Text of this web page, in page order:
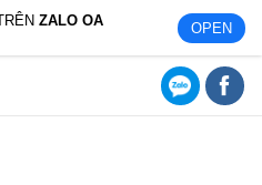
ZALO OA OPEN